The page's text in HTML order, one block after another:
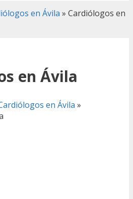
en Ávila » Cardiólogos en
en Ávila
en Ávila »